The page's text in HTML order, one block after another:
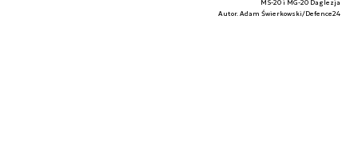
MS-20 i MG-20 Daglezja
Autor. Adam Świerkowski/Defence24